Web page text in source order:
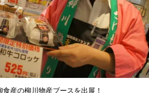
食産の柳川物産ブースを出展！